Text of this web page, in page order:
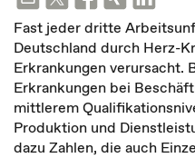
Fast jeder dritte
Deutschland durch Herz-
Erkrankungen verursacht.
Erkrankungen bei
mittlerem
Produktion und
dazu Zahlen, die auch